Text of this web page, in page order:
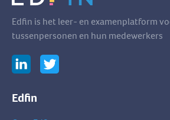
Edfin is het leer- en examenplatform
tussenpersonen en hun medewerkers
Edfin